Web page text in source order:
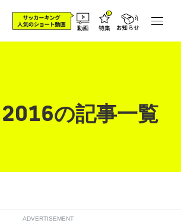
の記事一覧
ADVERTISEMENT